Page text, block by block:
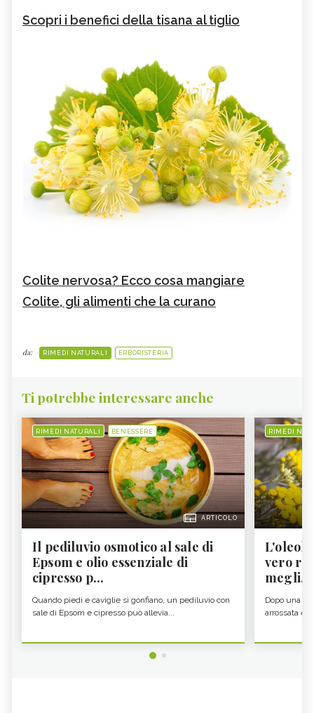
Scopri i benefici della tisana al tiglio
Colite nervosa? Ecco cosa mangiare
Colite, gli alimenti che la curano
da: RIMEDI NATURALI ERBORISTERIA
Ti potrebbe interessare anche
RIMEDI NATURALI BENESSERE
ARTICOLO
Il pediluvio osmotico al sale di
Epsom e olio essenziale di
cipresso p...
Quando piedi e caviglie si gonfiano, un pediluvio con
sale di Epsom e cipresso può allevia...
RIMEDI
vero re
megli...
Dopo una
arrossata e